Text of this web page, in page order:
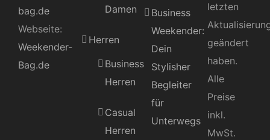
bag.de
Webseite:
Weekender-
Bag.de
Damen
Herren
Business
Herren
Casual
Herren
Business
Weekender:
Dein
Stylisher
Begleiter
für
Unterwegs
letzten
geändert
haben.
Alle
Preise
inkl.
MwSt.